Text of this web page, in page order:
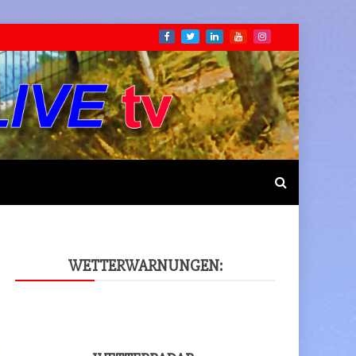
WET­TER­WAR­NUN­GEN: